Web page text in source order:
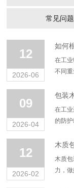
常见问题
12
2026-06
如何
在工
不同重
年物
09
2026-04
包装
在工
的防
寸有
12
2026-02
木质
木质
力，做